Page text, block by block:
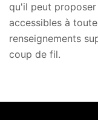
qu'il peut
accessibles à
renseignements
coup de fil.